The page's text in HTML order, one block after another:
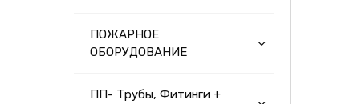
ПОЖАРНОЕ
ОБОРУДОВАНИЕ
ПП- Трубы, Фитинги +